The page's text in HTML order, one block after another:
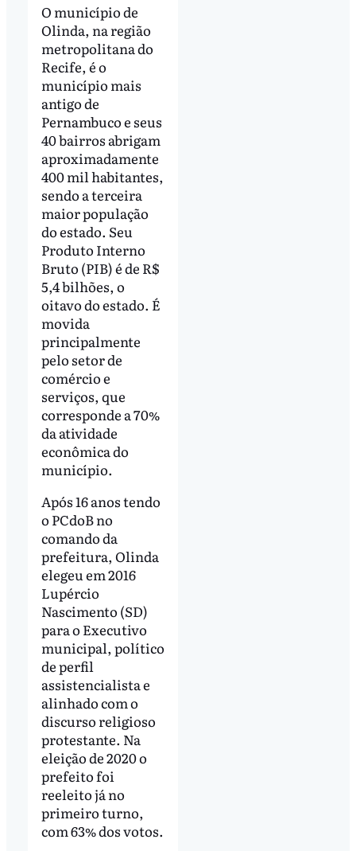
O município de
Olinda, na região
metropolitana do
Recife, é o
município mais
antigo de
Pernambuco e seus
40 bairros abrigam
aproximadamente
400 mil habitantes,
sendo a terceira
maior população
do estado. Seu
Produto Interno
Bruto (PIB) é de R$
5,4 bilhões, o
oitavo do estado. É
movida
principalmente
pelo setor de
comércio e
serviços, que
corresponde a 70%
da atividade
econômica do
município.
Após 16 anos tendo
o PCdoB no
comando da
prefeitura, Olinda
elegeu em 2016
Lupércio
Nascimento (SD)
para o Executivo
municipal, político
de perfil
assistencialista e
alinhado com o
discurso religioso
protestante. Na
eleição de 2020 o
prefeito foi
reeleito já no
primeiro turno,
com 63% dos votos.